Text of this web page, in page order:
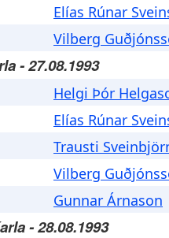
Elías Rúnar
Vilberg
- 27.08.1993
Helgi Þór
Elías Rúnar
Trausti
Vilberg
Gunnar Árnason
- 28.08.1993